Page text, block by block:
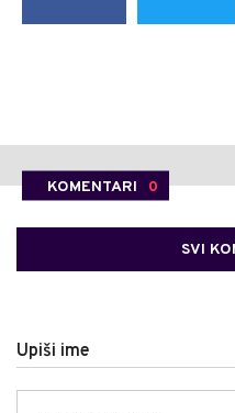
KOMENTARI 0
SVI
Upiši ime